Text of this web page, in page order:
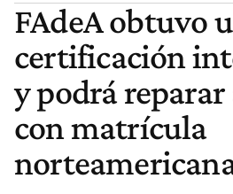
FAdeA obtuvo
certificación
y podrá reparar
con matrícula